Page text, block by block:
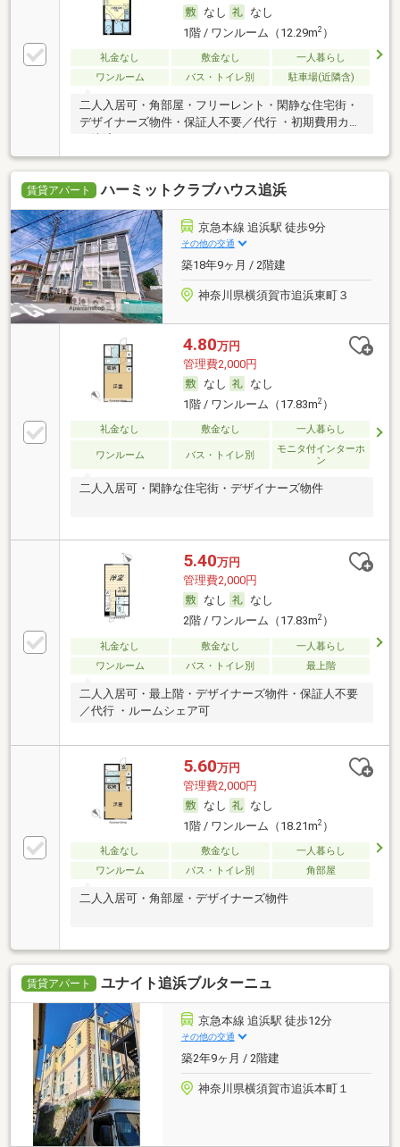
なし
なし
1階 / ワンルーム（12.29m2）
礼金なし 敷金なし
一人暮らし
ワンルーム
バス・トイレ別 駐車場(近隣含)
二人入居可・角部屋・フリーレント・閑静な住宅街・
デザイナーズ物件・保証人不要／代行 ・初期費用カー
賃貸アパート ハーミットクラブハウス追浜
京急本線 追浜駅 徒歩9分
その他の交通
築18年9ヶ月 / 2階建
神奈川県横須賀市追浜東町３
4.80万円
管理費2,000円
なし
なし
1階 / ワンルーム（17.83m2）
礼金なし 敷金なし 一人暮らし
ワンルーム バス・トイレ別
モニタ付インターホ
ン
二人入居可・閑静な住宅街・デザイナーズ物件
5.40万円
管理費2,000円
なし
なし
2階 / ワンルーム（17.83m2）
礼金なし 敷金なし
一人暮らし
ワンルーム
バス・トイレ別 最上階
二人入居可・最上階・デザイナーズ物件・保証人不要
／代行 ・ルームシェア可
5.60万円
管理費2,000円
なし
なし
1階 / ワンルーム（18.21m2）
礼金なし 敷金なし
一人暮らし
ワンルーム
バス・トイレ別 角部屋
二人入居可・角部屋・デザイナーズ物件
賃貸アパート ユナイト追浜ブルターニュ
京急本線 追浜駅 徒歩12分
その他の交通
築2年9ヶ月 / 2階建
神奈川県横須賀市追浜本町１